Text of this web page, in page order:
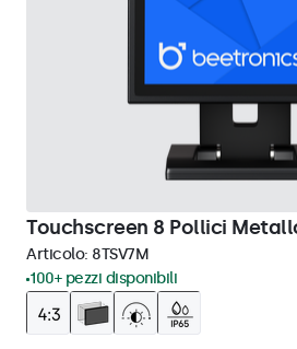
Touchscreen 8 Pollici
Articolo: 8TSV7M
100+ pezzi disponibili